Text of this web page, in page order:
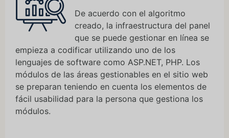
De acuerdo con el algoritmo
creado, la infraestructura del panel
que se puede gestionar en línea se
empieza a codificar utilizando uno de los
lenguajes de software como ASP.NET, PHP. Los
módulos de las áreas gestionables en el sitio web
se preparan teniendo en cuenta los elementos de
fácil usabilidad para la persona que gestiona los
módulos.